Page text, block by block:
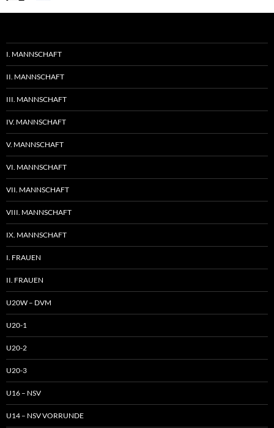
I. MANNSCHAFT
II. MANNSCHAFT
III. MANNSCHAFT
IV. MANNSCHAFT
V. MANNSCHAFT
VI. MANNSCHAFT
VII. MANNSCHAFT
VIII. MANNSCHAFT
IX. MANNSCHAFT
I. FRAUEN
II. FRAUEN
U20W – DVM
U20-1
U20-2
U20-3
U16 – NSV
U14 – NSV VORRUNDE